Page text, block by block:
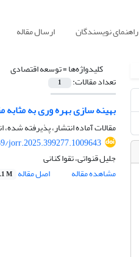
راهنمای نویسندگان ارسال مقاله
کلیدواژه‌ها =توسعه اقتصادی
تعداد مقالات: 1
بهینه سازی بهره وری به
مقالات آماده انتشار، پذیرفته شده،
jorr.2025.399277.1009643
جلیل قنواتی، تقوا کنانی
مشاهده مقاله
اصل مقاله M